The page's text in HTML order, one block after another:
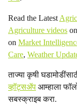
Read the Latest
Agriculture videos
on Market
Care, Weather
ताज्या कृषी
व्हॉट्सॲप आम्हाला
सबस्क्राइब करा.